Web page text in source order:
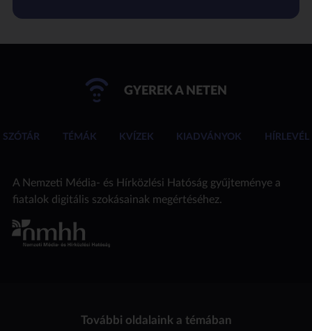
GYEREK A NETEN
SZÓTÁR TÉMÁK KVÍZEK KIADVÁNYOK HÍRLEVÉL
A Nemzeti Média- és Hírközlési Hatóság gyűjteménye a
fiatalok digitális szokásainak megértéséhez.
További oldalaink a témában